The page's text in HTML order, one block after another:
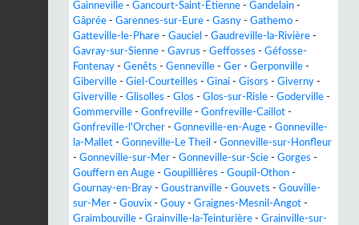
Gainneville - Gancourt-Saint-Étienne - Gandelain -
Gâprée - Garennes-sur-Eure - Gasny - Gathemo -
Gatteville-le-Phare - Gauciel - Gaudreville-la-Rivière -
Gavray-sur-Sienne - Gavrus - Geffosses - Géfosse-
Fontenay - Genêts - Genneville - Ger - Gerponville -
Giberville - Giel-Courteilles - Ginai - Gisors - Giverny -
Giverville - Glisolles - Glos - Glos-sur-Risle - Goderville -
Gommerville - Gonfreville - Gonfreville-Caillot -
Gonfreville-l'Orcher - Gonneville-en-Auge - Gonneville-
la-Mallet - Gonneville-Le Theil - Gonneville-sur-Honfleur
- Gonneville-sur-Mer - Gonneville-sur-Scie - Gorges -
Gouffern en Auge - Goupillières - Goupil-Othon -
Gournay-en-Bray - Goustranville - Gouvets - Gouville-
sur-Mer - Gouvix - Gouy - Graignes-Mesnil-Angot -
Graimbouville - Grainville-la-Teinturière - Grainville-sur-